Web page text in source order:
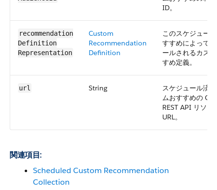
ID。
recommendation​
Definition​
Representation
Custom
Recommendation
Definition
このスケジュー
すすめによって
ールされるカス
すめ定義。
url String
スケジュール済
ムおすすめの
REST API リソー
URL。
関連項目:
Scheduled Custom Recommendation
Collection